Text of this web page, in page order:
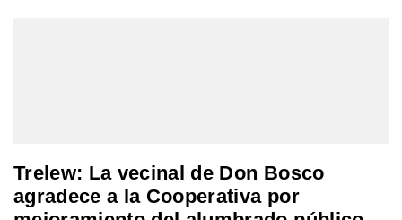
Trelew: La vecinal de Don Bosco
agradece a la Cooperativa por